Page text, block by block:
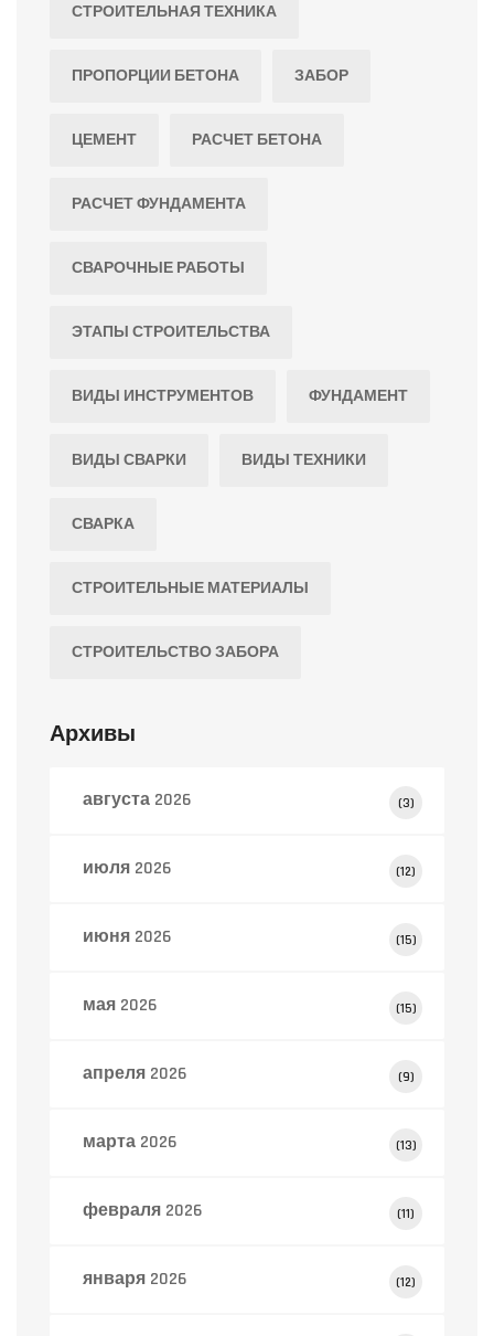
СТРОИТЕЛЬНАЯ ТЕХНИКА
ПРОПОРЦИИ БЕТОНА ЗАБОР
ЦЕМЕНТ РАСЧЕТ БЕТОНА
РАСЧЕТ ФУНДАМЕНТА
СВАРОЧНЫЕ РАБОТЫ
ЭТАПЫ СТРОИТЕЛЬСТВА
ВИДЫ ИНСТРУМЕНТОВ ФУНДАМЕНТ
ВИДЫ СВАРКИ ВИДЫ ТЕХНИКИ
СВАРКА
СТРОИТЕЛЬНЫЕ МАТЕРИАЛЫ
СТРОИТЕЛЬСТВО ЗАБОРА
Архивы
августа 2026 (3)
июля 2026 (12)
июня 2026 (15)
мая 2026 (15)
апреля 2026 (9)
марта 2026 (13)
февраля 2026 (11)
января 2026 (12)